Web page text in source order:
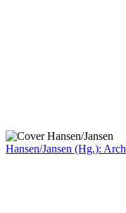
Hansen/Jansen (Hg.):